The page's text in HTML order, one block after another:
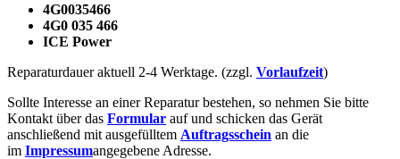
4G0035466
4G0 035 466
ICE Power
Reparaturdauer aktuell 2-4 Werktage. (zzgl. Vorlaufzeit)
Sollte Interesse an einer Reparatur bestehen, so nehmen Sie bitte
Kontakt über das Formular auf und schicken das Gerät
anschließend mit ausgefülltem Auftragsschein an die
im Impressumangegebene Adresse.